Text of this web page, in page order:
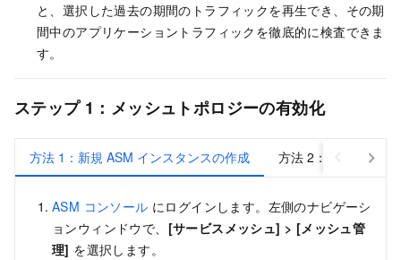
と、選択した過去の期間のトラフィックを再生でき、その期
間中のアプリケーショントラフィックを徹底的に検査できま
す。
ステップ 1：メッシュトポロジーの有効化
方法 1：新規 ASM インスタンスの作成 方法 2：既存 ASM
ASM コンソール にログインします。左側のナビゲーシ
ョンウィンドウで、 [サービスメッシュ] > [メッシュ管
理] を選択します。